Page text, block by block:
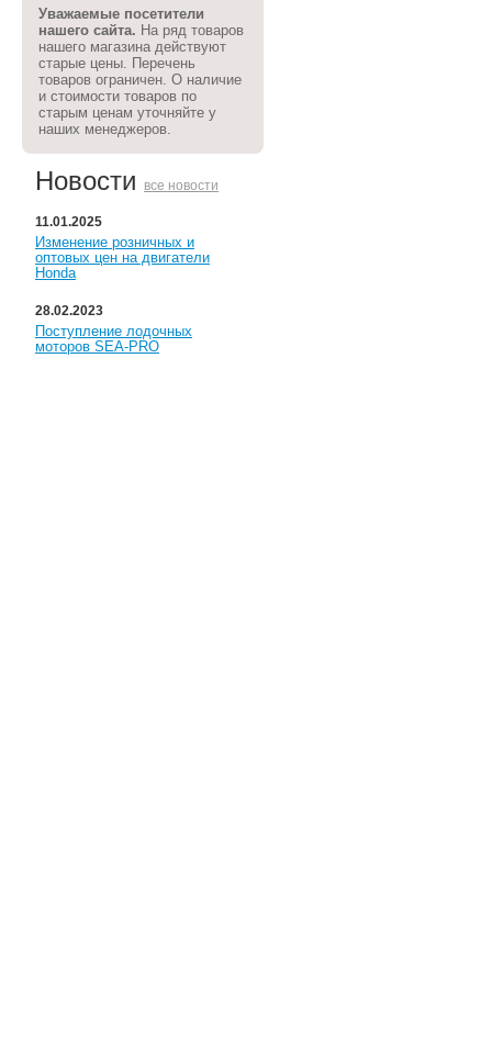
Уважаемые посетители
нашего сайта. На ряд товаров
нашего магазина действуют
старые цены. Перечень
товаров ограничен. О наличие
и стоимости товаров по
старым ценам уточняйте у
наших менеджеров.
Новости все новости
11.01.2025
Изменение розничных и
оптовых цен на двигатели
Honda
28.02.2023
Поступление лодочных
моторов SEA-PRO